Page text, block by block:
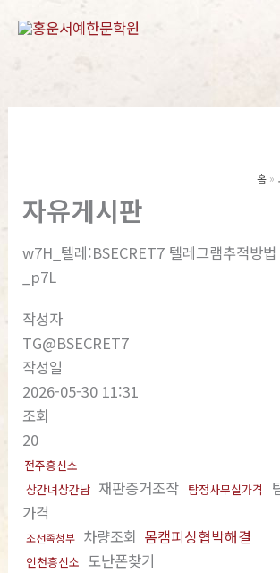
홈
자유게시판
w7H_텔레:BSECRET7 텔레그램추적방
_p7L
작성자
TG@BSECRET7
작성일
2026-05-30 11:31
조회
20
전주흥신소
상간녀상간남 재판증거조작 탐정사무실가격
가격
조선족청부 차량조회 몸캠피싱협박해결
인천흥신소 도난폰찾기